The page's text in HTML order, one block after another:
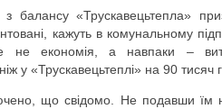
балансу «Трускавецьтепла»
кажуть в комунальному
не економія, а навпаки –
у «Трускавецьтеплі» на 90 тисяч
що свідомо. Не подавши їм